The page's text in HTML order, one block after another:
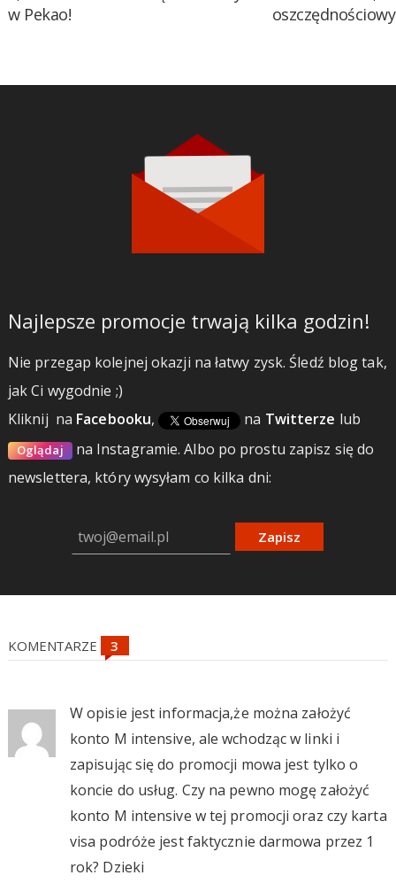
w Pekao!
Najlepsze promocje trwają kilka godzin!
Nie przegap kolejnej okazji na łatwy zysk. Śledź blog tak,
jak Ci wygodnie ;)
Kliknij na Facebooku, na Twitterze lub
Oglądaj na Instagramie.Albo po prostu zapisz się do
newslettera, który wysyłam co kilka dni:
Zapisz
KOMENTARZE
W opisie jest informacja,że można założyć
konto M intensive, ale wchodząc w linki i
zapisując się do promocji mowa jest tylko o
koncie do usług. Czy na pewno mogę założyć
konto M intensive w tej promocji oraz czy karta
visa podróże jest faktycznie darmowa przez 1
rok? Dzieki